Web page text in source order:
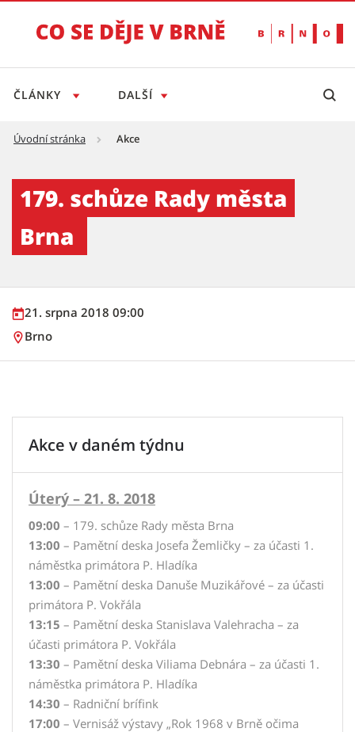
ČLÁNKY DALŠÍ
Úvodní stránka Akce
179. schůze Rady města
Brna
21. srpna 2018 09:00
Brno
Akce v daném týdnu
Úterý – 21. 8. 2018
09:00 – 179. schůze Rady města Brna
13:00 – Pamětní deska Josefa Žemličky – za účasti 1.
náměstka primátora P. Hladíka
13:00 – Pamětní deska Danuše Muzikářové – za účasti
primátora P. Vokřála
13:15 – Pamětní deska Stanislava Valehracha – za
účasti primátora P. Vokřála
13:30 – Pamětní deska Viliama Debnára – za účasti 1.
náměstka primátora P. Hladíka
14:30 – Radniční brífink
17:00 – Vernisáž výstavy „Rok 1968 v Brně očima